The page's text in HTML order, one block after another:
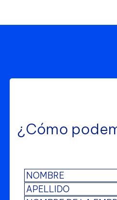
¿Cómo